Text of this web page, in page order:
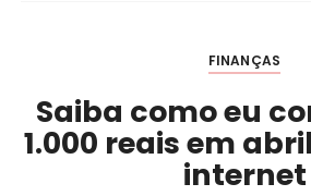
FINANÇAS
Saiba como eu
1.000 reais em
internet